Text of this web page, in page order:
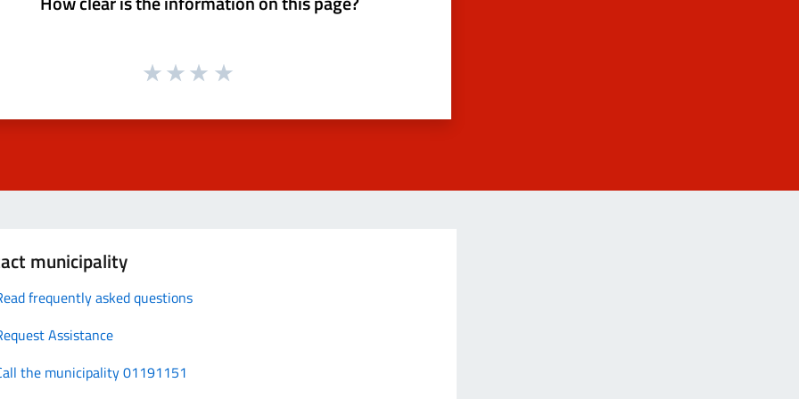
municipality
frequently asked questions
Assistance
the municipality 01191151